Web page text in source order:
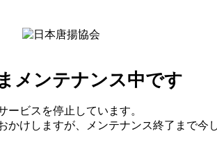
メンテナンス中です
ービスを停止しています。
かけしますが、メンテナンス終了まで今